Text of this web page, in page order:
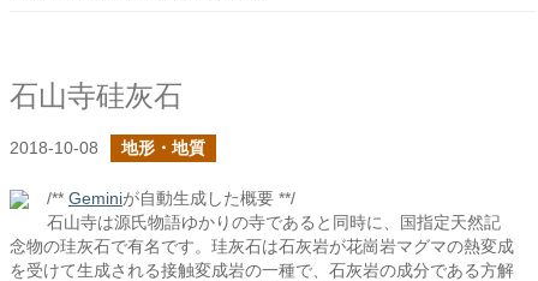
石山寺硅灰石
2018-10-08 地形・地質
/** Geminiが自動生成した概要 **/
石山寺は源氏物語ゆかりの寺であると同時に、国指定天然記
念物の珪灰石で有名です。珪灰石は石灰岩が花崗岩マグマの熱変成
を受けて生成される接触変成岩の一種で、石灰岩の成分である方解